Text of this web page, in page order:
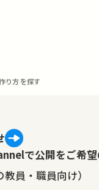
り方を探す
で公開をご希
教員・職員向け）